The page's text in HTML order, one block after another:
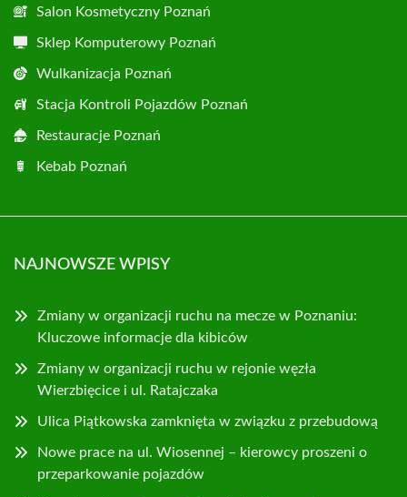
Salon Kosmetyczny Poznań
Sklep Komputerowy Poznań
Wulkanizacja Poznań
Stacja Kontroli Pojazdów Poznań
Restauracje Poznań
Kebab Poznań
NAJNOWSZE WPISY
Zmiany w organizacji ruchu na mecze w Poznaniu:
Kluczowe informacje dla kibiców
Zmiany w organizacji ruchu w rejonie węzła
Wierzbięcice i ul. Ratajczaka
Ulica Piątkowska zamknięta w związku z przebudową
Nowe prace na ul. Wiosennej – kierowcy proszeni o
przeparkowanie pojazdów